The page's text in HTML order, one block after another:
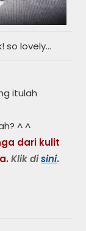
so lovely…
itulah
^ ^
dari kulit
Klik disini.